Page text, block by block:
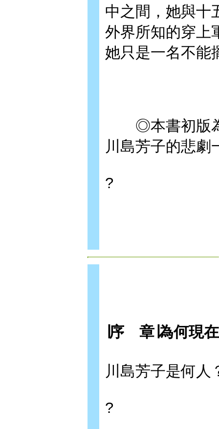
中之間，她與十
外界所知的穿上
她只是一名不能
◎本書初版為
川島芳子的悲劇
?
序 章 為何現
川島芳子是何
?